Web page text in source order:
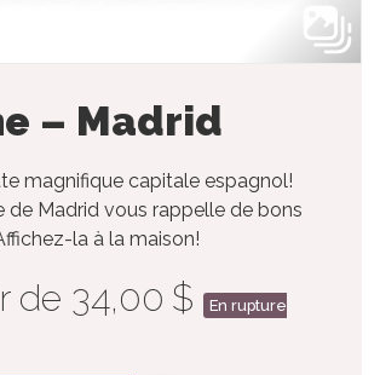
– Madrid
magnifique capitale espagnol!
de Madrid vous rappelle de bons
la à la maison!
de 34,00 $ En rupture